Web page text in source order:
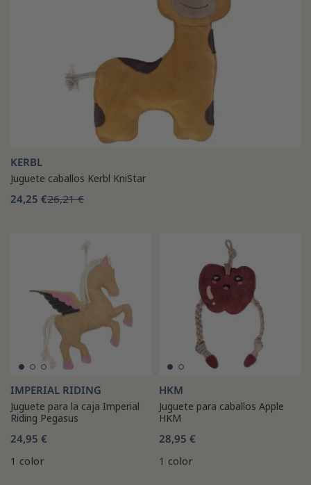
KERBL
Juguete caballos Kerbl KniStar
24,25 €26,21 €
IMPERIAL RIDING
Juguete para la caja Imperial
Riding Pegasus
24,95 €
1 color
HKM
Juguete para caballos Apple
HKM
28,95 €
1 color